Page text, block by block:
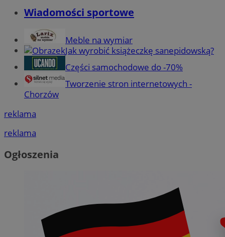
Wiadomości sportowe
Meble na wymiar
Jak wyrobić książeczkę sanepidowską?
Części samochodowe do -70%
Tworzenie stron internetowych -
Chorzów
reklama
reklama
Ogłoszenia